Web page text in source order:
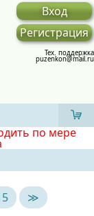
Вход
Регистрация
Тех. поддержка
puzenkon@mail.ru
по мере
≫